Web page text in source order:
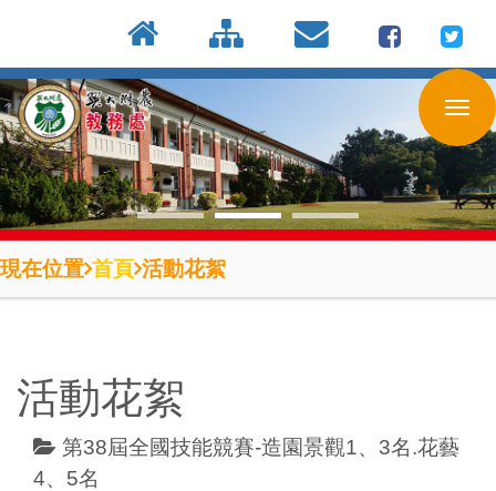
到
主
要
內
容
區
現在位置 首頁 活動花絮
活動花絮
第38屆全國技能競賽-造園景觀1、3名.花藝
4、5名